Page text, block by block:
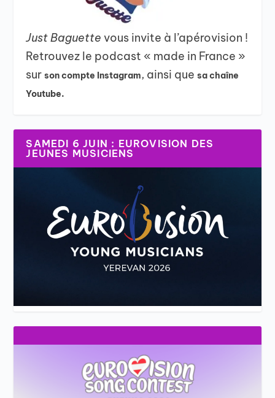
Just Baguettevous invite à l’apérovision !
Retrouvez le podcast « made in France »
surson compte Instagram, ainsi quesa chaîne
Youtube.
SAMEDI 6 JUIN : EUROVISION DES
JEUNES MUSICIENS